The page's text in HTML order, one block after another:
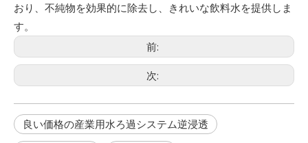
おり、不純物を効果的に除去し、きれいな飲料水を提供しま
す。
前:
次:
良い価格の産業用水ろ過システム逆浸透